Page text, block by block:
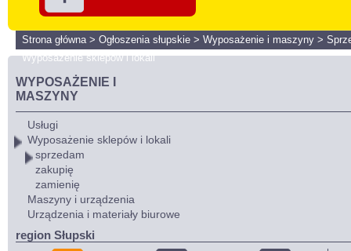
Strona główna> Ogłoszenia słupskie > Wyposażenie i maszyny >
Wyposażenie sklepów i lokali
WYPOSAŻENIE I
MASZYNY
Usługi
Wyposażenie sklepów i lokali
sprzedam
zakupię
zamienię
Maszyny i urządzenia
Urządzenia i materiały biurowe
region Słupski